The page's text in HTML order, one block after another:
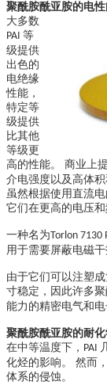
聚酰胺酰亚胺的电
大多数
PAI 等
级提供
出色的
电绝缘
性能，
特定等
级提供
比其他
等级更
高的性能。 商业上
介电强度以及高体
虽然根据使用直流
它们在更高的电压
一种名为Torlon 7130
用于需要屏蔽电磁干
由于它们可以注塑
寸稳定，因此许多
能力的精密电气和电
聚酰胺酰亚胺的耐
在中等温度下， PAI
化烃的影响。 然而
体系的侵蚀。